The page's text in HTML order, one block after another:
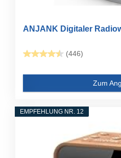
ANJANK Digitaler
(446)
Zum
EMPFEHLUNG NR. 12